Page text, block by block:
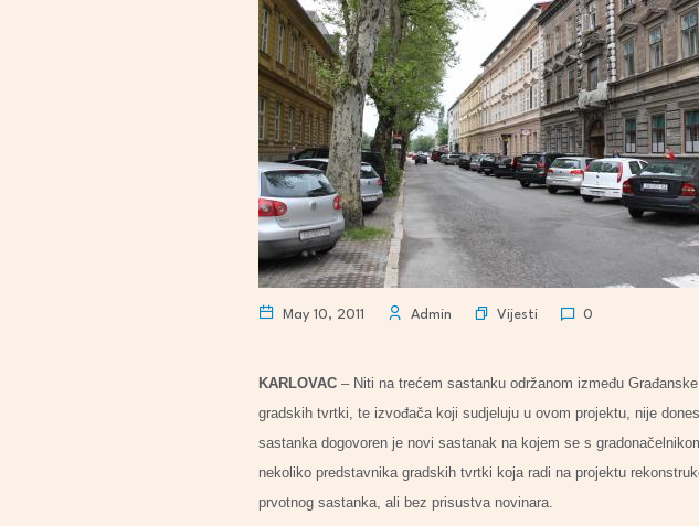
May 10, 2011 Admin Vijesti 0
KARLOVAC – Niti na trećem sastanku održanom između
gradskih tvrtki, te izvođača koji sudjeluju u ovom projektu, nije
sastanka dogovoren je novi sastanak na kojem se s
nekoliko predstavnika gradskih tvrtki koja radi na projektu
prvotnog sastanka, ali bez prisustva novinara.